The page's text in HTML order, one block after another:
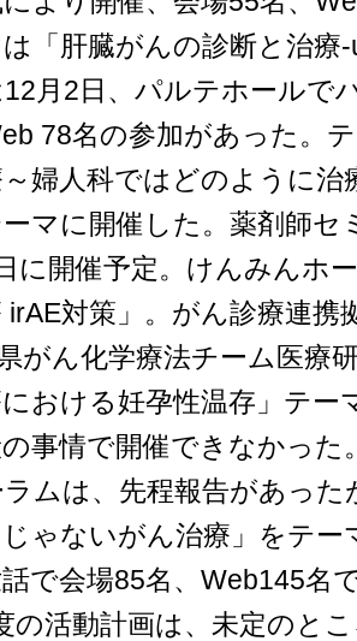
「肝臓がんの診断と治療
月2日、パルテホールで
78名の参加があった。
婦人科ではどのように治
マに開催した。薬剤師セ
に開催予定。けんみんホ
irAE対策」。がん診療連携
がん化学療法チーム医療
における妊孕性温存」テ
事情で開催できなかった
ムは、先程報告があった
ゃないがん治療」をテー
で会場85名、Web145名
活動計画は、未定のと